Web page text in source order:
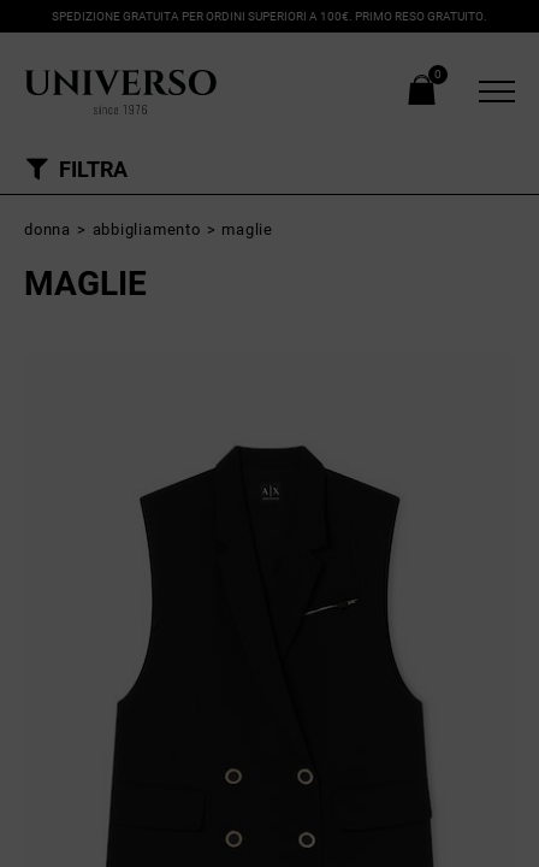
SPEDIZIONE GRATUITA PER ORDINI SUPERIORI A 100€. PRIMO RESO GRATUITO.
0
FILTRA
donna > abbigliamento > maglie
MAGLIE